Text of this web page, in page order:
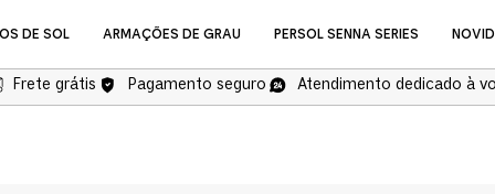
DE SOL ARMAÇÕES DE GRAU PERSOL SENNA SERIES
NOVIDADES
Frete grátis Pagamento seguro Atendimento dedicado à